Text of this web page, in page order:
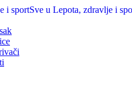
i sportSve u Lepota, zdravlje i